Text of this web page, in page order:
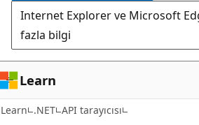
Internet Explorer ve Microsoft
fazla bilgi
Learn
Learn .NET API tarayıcısı